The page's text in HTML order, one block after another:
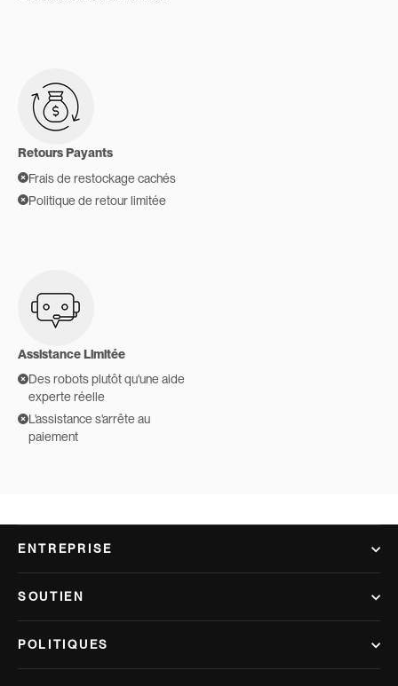
Retours Payants
Frais de restockage cachés
Politique de retour limitée
Assistance Limitée
Des robots plutôt qu'une aide
experte réelle
L'assistance s'arrête au
paiement
ENTREPRISE
SOUTIEN
POLITIQUES